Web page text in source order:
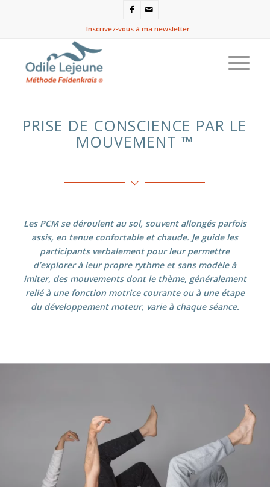
Inscrivez-vous à ma newsletter
PRISE DE CONSCIENCE PAR LE
MOUVEMENT ™
Les PCM se déroulent au sol, souvent allongés parfois
assis, en tenue confortable et chaude. Je guide les
participants verbalement pour leur permettre
d’explorer à leur propre rythme et sans modèle à
imiter, des mouvements dont le thème, généralement
relié à une fonction motrice courante ou à une étape
du développement moteur, varie à chaque séance.